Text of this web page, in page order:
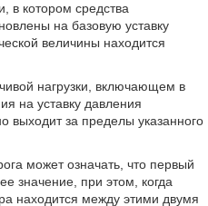
в котором средства
на базовую уставку
величины находится
нагрузки, включающем в
на уставку давления
выходит за пределы указанного
может означать, что первый
значение, при этом, когда
находится между этими двумя